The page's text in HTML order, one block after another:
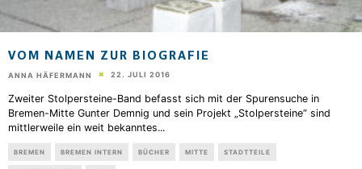
VOM NAMEN ZUR BIOGRAFIE
ANNA HÄFERMANN 22. JULI 2016
Zweiter Stolpersteine-Band befasst sich mit der Spurensuche in
Bremen-Mitte Gunter Demnig und sein Projekt „Stolpersteine“ sind
mittlerweile ein weit bekanntes...
BREMEN BREMEN INTERN BÜCHER MITTE STADTTEILE